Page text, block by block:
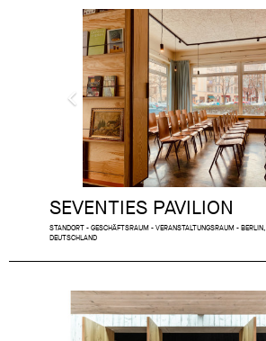
SEVENTIES PAVILION
STANDORT - GESCHÄFTSRAUM - VERANSTALTUNGSRAUM - BERLIN,
DEUTSCHLAND